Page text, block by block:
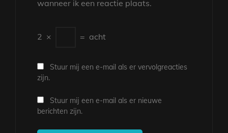
wanneer ik een reactie plaats.
2 × = acht
Stuur mij een e-mail als er vervolgreacties
zijn.
Stuur mij een e-mail als er nieuwe
berichten zijn.